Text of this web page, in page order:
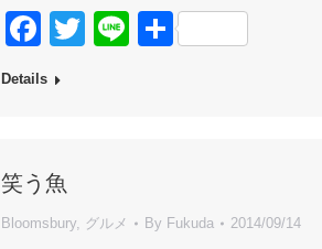
Facebook
Twitter
Line共
Details
笑う魚
Bloomsbury, グルメ By Fukuda 2014/09/14